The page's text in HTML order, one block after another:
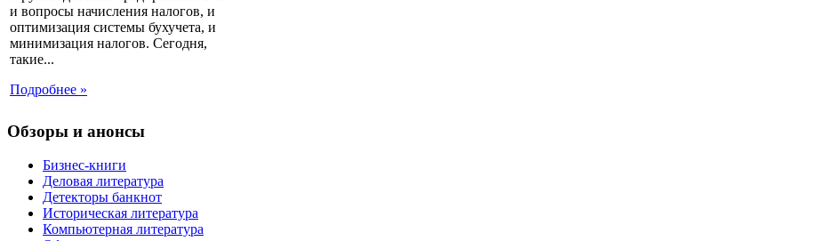
и вопросы начисления налогов, и
оптимизация системы бухучета, и
минимизация налогов. Сегодня,
такие...
Подробнее »
Обзоры и анонсы
Бизнес-книги
Деловая литература
Детекторы банкнот
Историческая литература
Компьютерная литература